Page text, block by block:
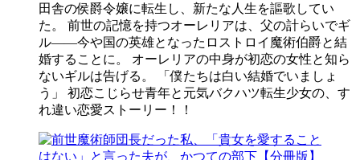
田舎の侯爵令嬢に転生し、新たな人生を謳歌してい
た。 前世の記憶を持つオーレリアは、父の計らいでギ
ル――今や国の英雄となったロストロイ魔術伯爵と結
婚することに。 オーレリアの中身が初恋の女性と知ら
ないギルは告げる。 「僕たちは白い結婚でいましょ
う」 初恋こじらせ青年と元気バクハツ転生少女の、す
れ違い恋愛ストーリー！！